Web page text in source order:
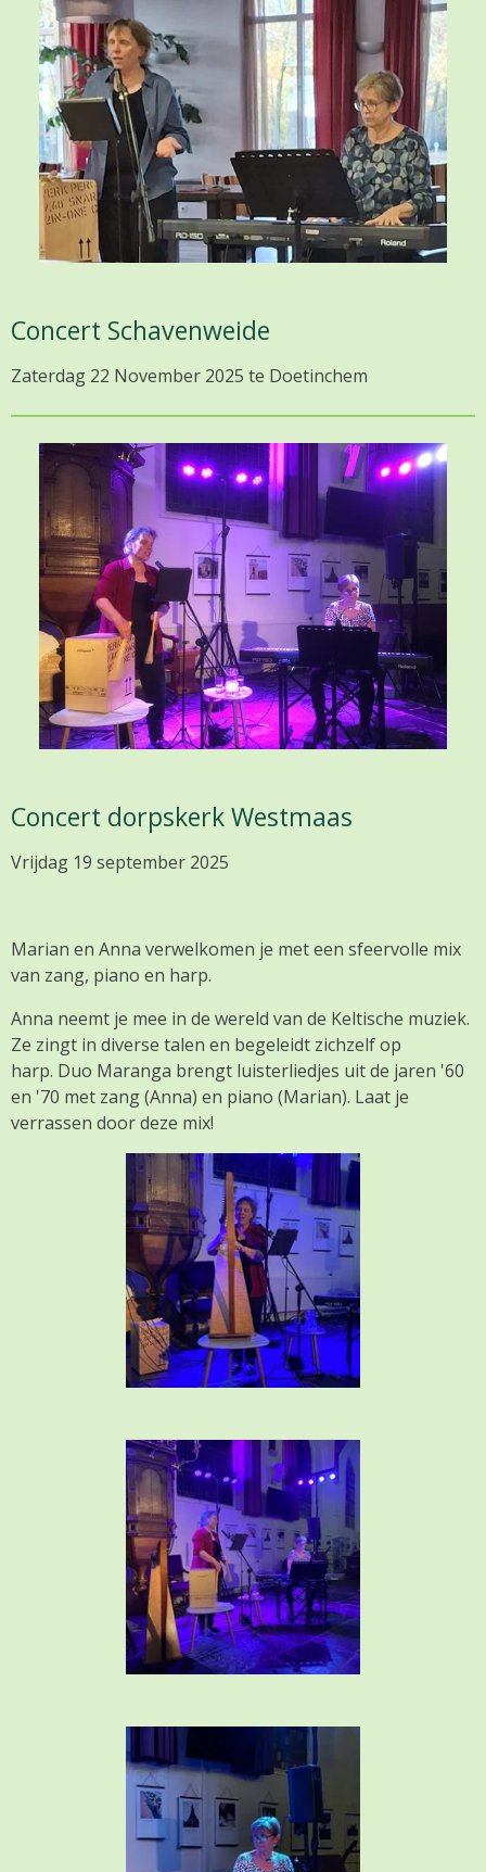
Concert Schavenweide
Zaterdag 22 November 2025 te Doetinchem
Concert dorpskerk Westmaas
Vrijdag 19 september 2025
Marian en Anna verwelkomen je met een sfeervolle mix
van zang, piano en harp.
Anna neemt je mee in de wereld van de Keltische muziek.
Ze zingt in diverse talen en begeleidt zichzelf op
harp. Duo Maranga brengt luisterliedjes uit de jaren '60
en '70 met zang (Anna) en piano (Marian). Laat je
verrassen door deze mix!